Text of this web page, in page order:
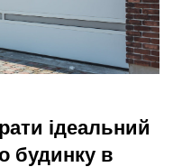
ідеальний
будинку в